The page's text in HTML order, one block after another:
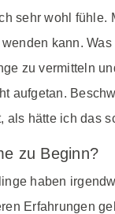
sehr wohl
kann.
zu vermitteln
aufgetan.
hätte ich das
zu Beginn?
haben
Erfahrungen